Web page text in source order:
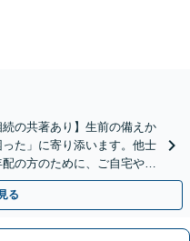
の共著あり】生前の備えか
た」に寄り添います。他士
の方のために、ご自宅やご
・夜間相談可】
る